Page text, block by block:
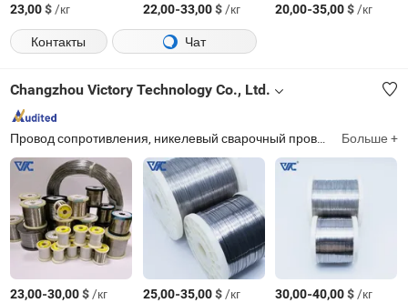
23,00$/кг 22,00-33,00$/кг 20,00-35,00$/кг
Контакты
Чат
Changzhou Victory Technology Co., Ltd.
Провод сопротивления, никелевый сварочный провод, термопара, чистый никелевый сплав, никелевый сплав, прецизионный сплав, сплав высокой температуры, серия термопар, нагревательный элемент, сплав пермаллоя Больше +
23,00-30,00$/кг 25,00-35,00$/кг 30,00-40,00$/кг